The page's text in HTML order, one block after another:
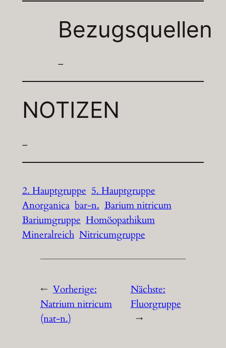
Bezugsquellen
–
NOTIZEN
–
2. Hauptgruppe 5. Hauptgruppe
Anorganica bar-n. Barium nitricum
Bariumgruppe Homöopathikum
Mineralreich Nitricumgruppe
← Vorherige:
Natrium nitricum
(nat-n.)
Nächste:
Fluorgruppe
→